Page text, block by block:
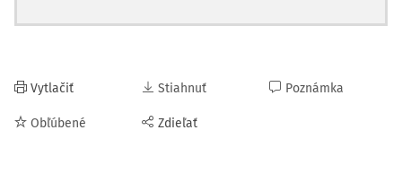
Vytlačiť
Obľúbené
Stiahnuť
Zdieľať
Poznámka